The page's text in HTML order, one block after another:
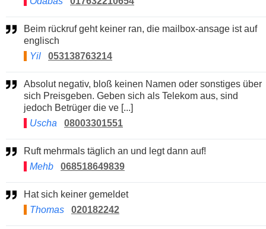
Beim rückruf geht keiner ran, die mailbox-ansage ist auf
englisch
Yil
053138763214
Absolut negativ, bloß keinen Namen oder sonstiges über
sich Preisgeben. Geben sich als Telekom aus, sind
jedoch Betrüger die ve [...]
Uscha
08003301551
Ruft mehrmals täglich an und legt dann auf!
Mehb
068518649839
Hat sich keiner gemeldet
Thomas
020182242